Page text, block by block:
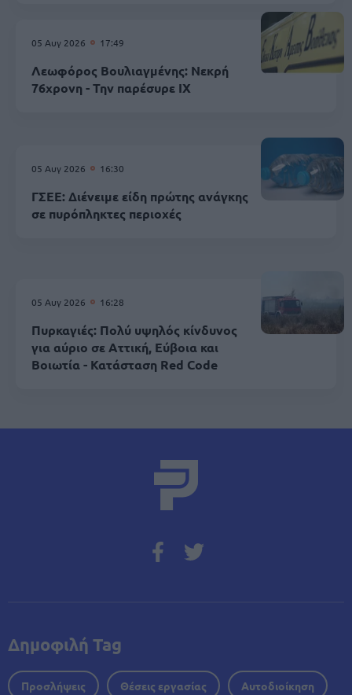
05 Αυγ 2026 17:49
Λεωφόρος Βουλιαγμένης: Νεκρή
76χρονη - Την παρέσυρε ΙΧ
05 Αυγ 2026 16:30
ΓΣΕΕ: Διένειμε είδη πρώτης ανάγκης
σε πυρόπληκτες περιοχές
05 Αυγ 2026 16:28
Πυρκαγιές: Πολύ υψηλός κίνδυνος
για αύριο σε Αττική, Εύβοια και
Βοιωτία - Κατάσταση Red Code
Δημοφιλή Tag
Προσλήψεις Θέσεις εργασίας Αυτοδιοίκηση